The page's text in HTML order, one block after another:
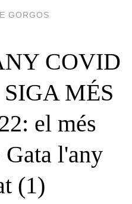
GORGOS
COVID
MÉS
el més
Gata l'any
(1)